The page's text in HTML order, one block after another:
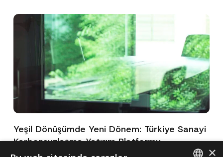
Yeşil Dönüşümde Yeni Dönem: Türkiye Sanayi
Karbonsuzlaşma Yatırım Platformu
Oluşturuldu
×